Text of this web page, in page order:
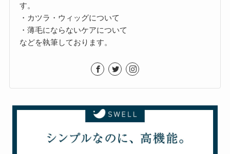
す。
・カツラ・ウィッグについて
・薄毛にならないケアについて
などを執筆しております。